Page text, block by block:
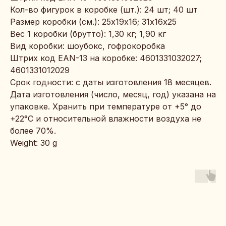
Кол-во фигурок в коробке (шт.): 24 шт; 40 шт
Размер коробки (см.): 25х19х16; 31х16х25
Вес 1 коробки (брутто): 1,30 кг; 1,90 кг
Вид коробки: шоубокс, гофрокоробка
Штрих код EAN-13 на коробке: 4601331032027;
4601331012029
Срок годности: с даты изготовления 18 месяцев.
Дата изготовления (число, месяц, год) указана на
упаковке. Хранить при температуре от +5° до
+22°С и относительной влажности воздуха не
более 70%.
Weight: 30 g